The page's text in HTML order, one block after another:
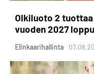
Olkiluoto 2
vuoden 2027
Elinkaarihallinta